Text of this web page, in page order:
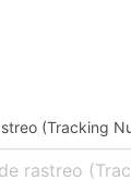
(Tracking